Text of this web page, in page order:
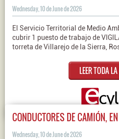
Wednesday, 10 de June de 2026
El Servicio Territorial de Medio
cubrir 1 puesto de trabajo de
torreta de Villarejo de la Sierra,
LEER TODA
CONDUCTORES DE CAMIÓN,
Wednesday, 10 de June de 2026